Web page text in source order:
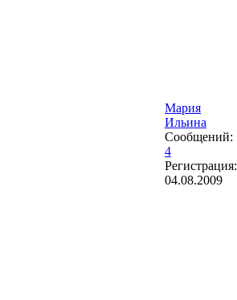
Мария
Ильина
Сообщений:
4
Регистрация:
04.08.2009